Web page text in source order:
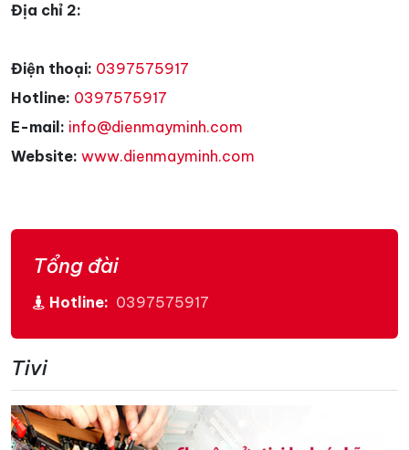
Địa chỉ 2:
Điện thoại: 0397575917
Hotline: 0397575917
E-mail: info@dienmayminh.com
Website: www.dienmayminh.com
Tổng đài
Hotline: 0397575917
Tivi